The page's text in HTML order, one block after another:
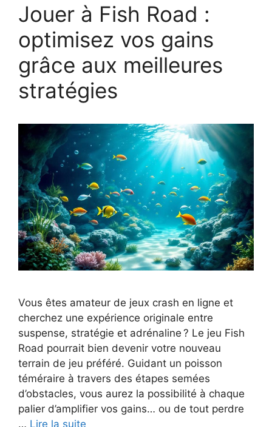
Jouer à Fish Road :
optimisez vos gains
grâce aux meilleures
stratégies
Vous êtes amateur de jeux crash en ligne et
cherchez une expérience originale entre
suspense, stratégie et adrénaline ? Le jeu Fish
Road pourrait bien devenir votre nouveau
terrain de jeu préféré. Guidant un poisson
téméraire à travers des étapes semées
d’obstacles, vous aurez la possibilité à chaque
palier d’amplifier vos gains… ou de tout perdre
… Lire la suite